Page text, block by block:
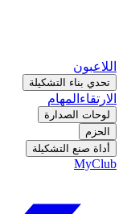
اللاعبون
تحدي بناء التشكيلة
الارتقاء المهام
لوحات الصدارة
الحزم
أداة صنع التشكيلة
MyClub